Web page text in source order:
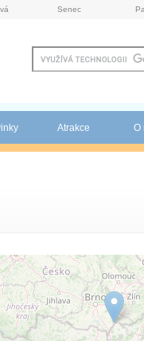
Senec
Atrakce O